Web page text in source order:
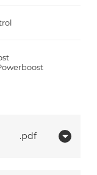
pdf